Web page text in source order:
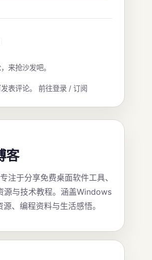
来抢沙发吧。
表评论。 前往登录 / 订阅
客
注于分享免费桌面软件工具、
源与技术教程。涵盖Windows
、编程资料与生活感悟。